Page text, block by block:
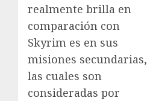
realmente brilla en
comparación con
Skyrim es en sus
misiones secundarias,
las cuales son
consideradas por